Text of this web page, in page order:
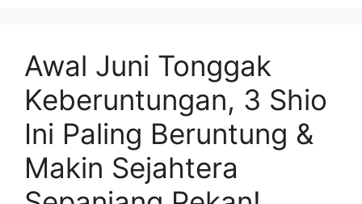
Awal Juni Tonggak
Keberuntungan, 3 Shio
Ini Paling Beruntung &
Makin Sejahtera